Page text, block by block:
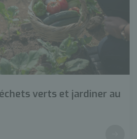
verts et jardiner au